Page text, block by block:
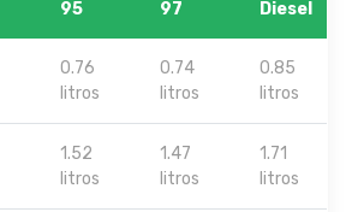
95
97
Diesel
0.76
litros
0.74
litros
0.85
litros
1.52
litros
1.47
litros
1.71
litros